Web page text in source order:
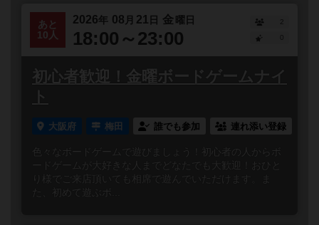
あと
10人
2026年 08 月 21 日 金曜日
18:00～23:00
2
初心者歓迎！金曜ボードゲームナイ
ト
大阪府 梅田 誰でも参加 連れ添い登録
色々なボードゲームで遊びましょう！初心者の人からボ
ードゲームが大好きな人までどなたでも大歓迎！おひと
り様でご来店頂いても相席で遊んでいただけます。ま
た、初めて遊ぶボ...